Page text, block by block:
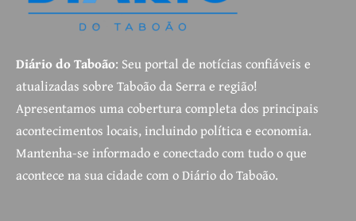
Diário do Taboão: Seu portal de notícias confiáveis e
atualizadas sobre Taboão da Serra e região!
Apresentamos uma cobertura completa dos principais
acontecimentos locais, incluindo política e economia.
Mantenha-se informado e conectado com tudo o que
acontece na sua cidade com o Diário do Taboão.